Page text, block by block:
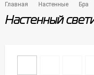
Главная Настенные Бра
Настенный